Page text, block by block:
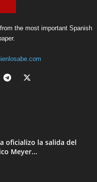
the most important Spanish
oficializo la salida del
Meyer...